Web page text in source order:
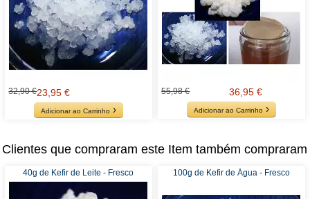
32,90 €23,95 €
Adicionar ao Carrinho
55,98 € 36,95 €
Adicionar ao Carrinho
Clientes que compraram este Item também compraram
40g de Kefir de Leite - Fresco 100g de Kefir de Água - Fresco